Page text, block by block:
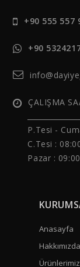
+90 555 557
+90
ÇALIŞMA
P.Tesi -
C.Tesi :
Pazar :
Anasayfa
Hakkımızda
Ürünlerimiz